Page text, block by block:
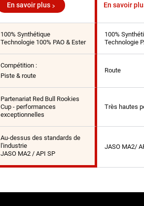
En savoir plus En savoir
100% Synthétique
Technologie 100% PAO & Ester
100%
Technologie
Compétition :
Piste & route
Route
Partenariat Red Bull Rookies
Cup - performances
exceptionnelles
Très hautes
Au-dessus des standards de
l'industrie
JASO MA2 / API SP
JASO MA2/